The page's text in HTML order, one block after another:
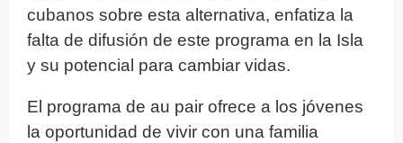
cubanos sobre esta alternativa, enfatiza la
falta de difusión de este programa en la Isla
y su potencial para cambiar vidas.
El programa de au pair ofrece a los jóvenes
la oportunidad de vivir con una familia